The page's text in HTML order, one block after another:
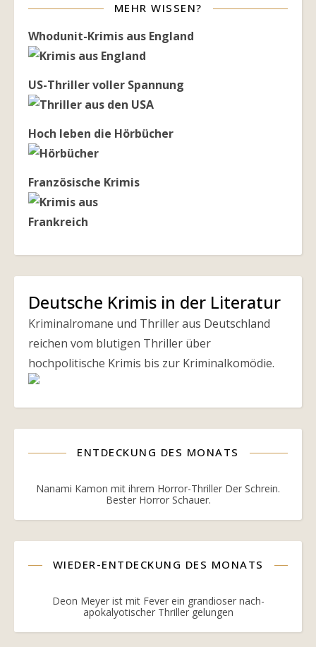
MEHR WISSEN?
Whodunit-Krimis aus England
US-Thriller voller Spannung
Hoch leben die Hörbücher
Französische Krimis
Deutsche Krimis in der Literatur
Kriminalromane und Thriller aus Deutschland
reichen vom blutigen Thriller über
hochpolitische Krimis bis zur Kriminalkomödie.
ENTDECKUNG DES MONATS
Nanami Kamon mit ihrem Horror-Thriller Der Schrein.
Bester Horror Schauer.
WIEDER-ENTDECKUNG DES MONATS
Deon Meyer ist mit Fever ein grandioser nach-
apokalyotischer Thriller gelungen